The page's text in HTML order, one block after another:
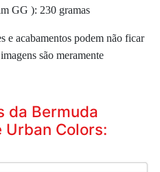
GG ): 230 gramas
e acabamentos podem não ficar
são meramente
da Bermuda
Urban Colors: